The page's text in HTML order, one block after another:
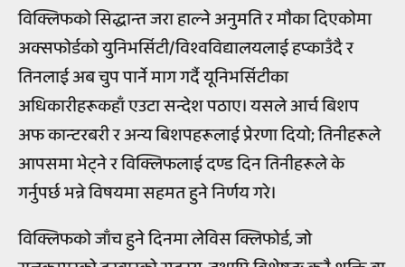
विक्लिफको सिद्धान्त जरा हाल्ने अनुमति र मौका दिएकोमा
अक्सफोर्डको युनिभर्सिटी/विश्वविद्यालयलाई हप्काउँदै र
तिनलाई अब चुप पार्ने माग गर्दै यूनिभर्सिटीका
अधिकारीहरूकहाँ एउटा सन्देश पठाए। यसले आर्च बिशप
अफ कान्टरबरी र अन्य बिशपहरूलाई प्रेरणा दियो; तिनीहरूले
आपसमा भेट्ने र विक्लिफलाई दण्ड दिन तिनीहरूले के
गर्नुपर्छ भन्ने विषयमा सहमत हुने निर्णय गरे।
विक्लिफको जाँच हुने दिनमा लेविस क्लिफोर्ड, जो